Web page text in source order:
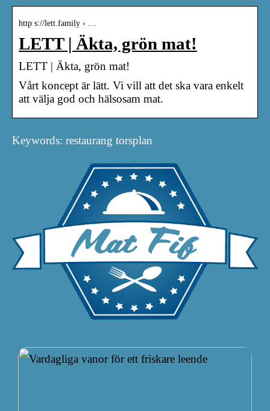
http s://lett.family › …
LETT | Äkta, grön mat!
LETT | Äkta, grön mat!
Vårt koncept är lätt. Vi vill att det ska vara enkelt
att välja god och hälsosam mat.
Keywords: restaurang torsplan